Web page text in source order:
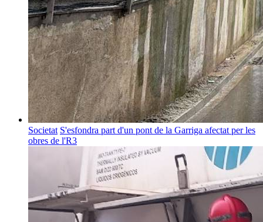
Societat S'esfondra part d'un pont de la Garriga afectat per les
obres de l'R3